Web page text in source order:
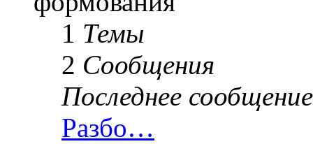
1 Темы
2 Сообщения
Последнее сообщение
Разбо…